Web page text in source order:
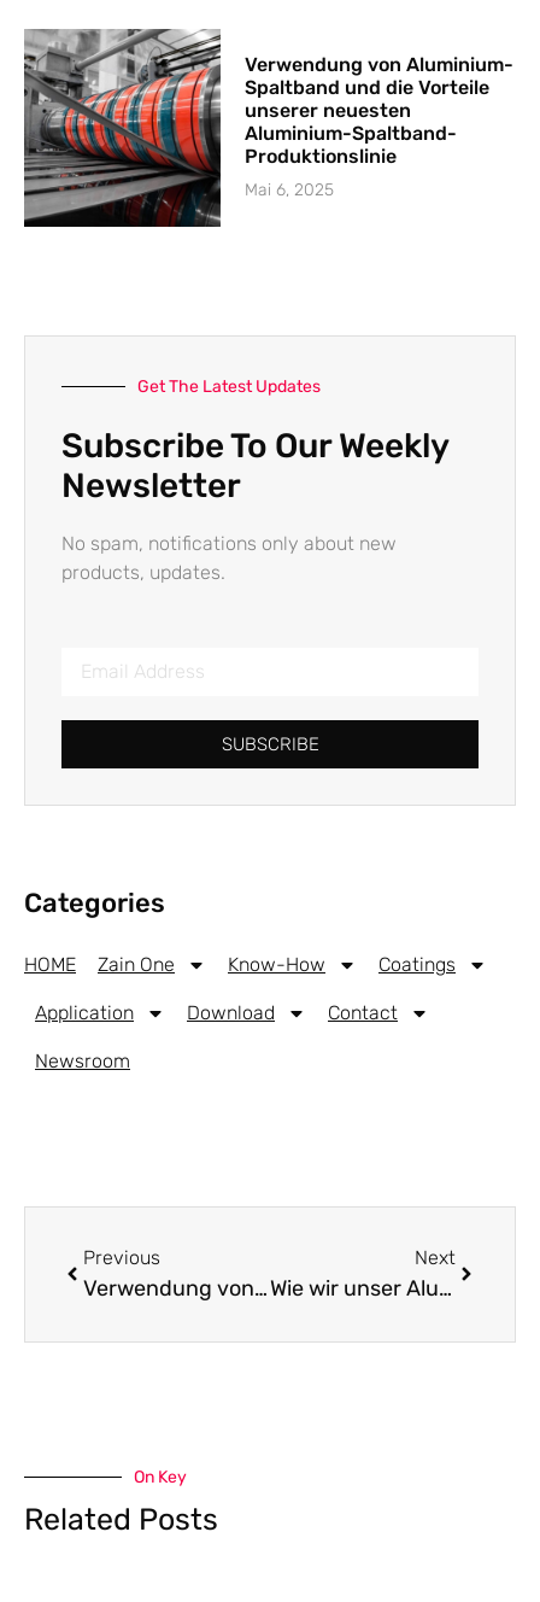
Verwendung von Aluminium-
Spaltband und die Vorteile
unserer neuesten
Aluminium-Spaltband-
Produktionslinie
Mai 6, 2025
Get The Latest Updates
Subscribe To Our Weekly
Newsletter
No spam, notifications only about new
products, updates.
SUBSCRIBE
Categories
HOME Zain One Know-How Coatings
Application Download Contact
Newsroom
Previous
Verwendung von Aluminium-Spaltband und die Vorteile unserer neuesten Aluminium-Spaltband-Produktionslinie
Next
Wie wir unser Aluminiumband mit unserer modernen Spaltmaschinentechnologie spalten
On Key
Related Posts